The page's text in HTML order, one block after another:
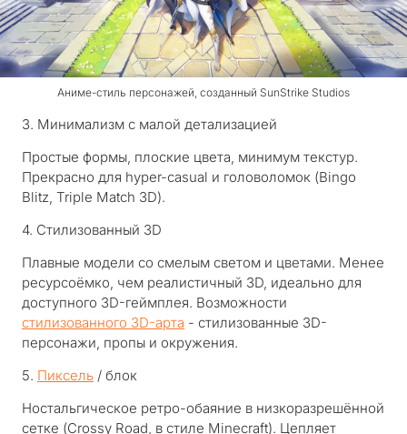
Аниме-стиль персонажей, созданный SunStrike Studios
3. Минимализм с малой детализацией
Простые формы, плоские цвета, минимум текстур.
Прекрасно для hyper-casual и головоломок (Bingo
Blitz, Triple Match 3D).
4. Стилизованный 3D
Плавные модели со смелым светом и цветами. Менее
ресурсоёмко, чем реалистичный 3D, идеально для
доступного 3D-геймплея. Возможности
стилизованного 3D-арта - стилизованные 3D-
персонажи, пропы и окружения.
5. Пиксель / блок
Ностальгическое ретро-обаяние в низкоразрешённой
сетке (Crossy Road, в стиле Minecraft). Цепляет